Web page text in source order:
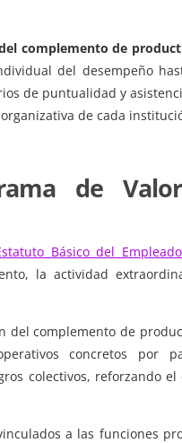
complemento de
del desempeño
de puntualidad y
de cada
de
Básico del
la actividad
del complemento de
concretos por
colectivos, reforzando
a las funciones